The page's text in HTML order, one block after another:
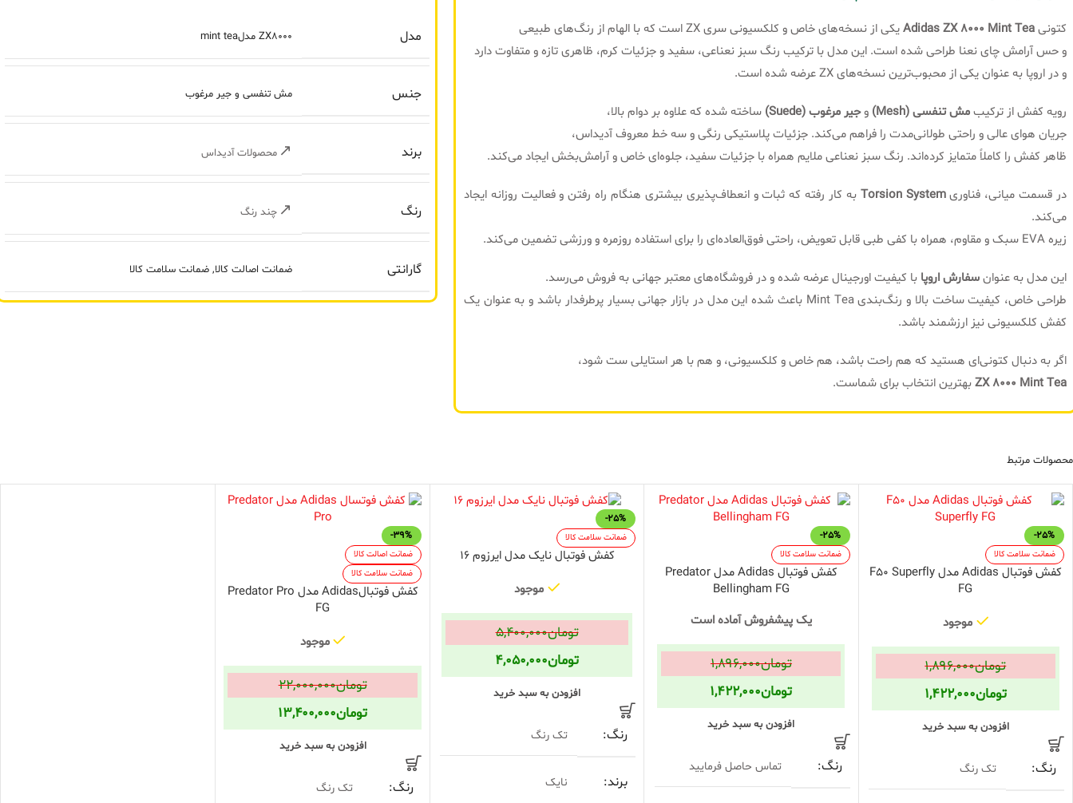
کتونیAdidas ZX 8000 Mint Teaیکی از نسخه‌های خاص و کلکسیونی سری ZX است که با الهام از رنگ‌های طبیعی
و حس آرامش چای نعنا طراحی شده است. این مدل با ترکیب رنگ سبز نعناعی، سفید و جزئیات کرم، ظاهری تازه و متفاوت دارد
و در اروپا به عنوان یکی از محبوب‌ترین نسخه‌های ZX عرضه شده است.
رویه کفش از ترکیبمش تنفسی (Mesh) وجیر مرغوب (Suede)
ساخته شده که علاوه بر دوام بالا،
جریان هوای عالی و راحتی طولانی‌مدت را فراهم می‌کند. جزئیات پلاستیکی رنگی و سه خط معروف آدیداس،
ظاهر کفش را کاملاً متمایز کرده‌اند. رنگ سبز نعناعی ملایم همراه با جزئیات سفید، جلوه‌ای خاص و آرامش‌بخش ایجاد می‌کند.
در قسمت میانی، فناوریTorsion System به کار رفته که ثبات و انعطاف‌پذیری بیشتری هنگام راه رفتن و فعالیت روزانه ایجاد
می‌کند.
زیره EVA سبک و مقاوم، همراه با کفی طبی قابل تعویض، راحتی فوق‌العاده‌ای را برای استفاده روزمره و ورزشی تضمین می‌کند.
این مدل به عنوانسفارش اروپا با کیفیت اورجینال عرضه شده و در فروشگاه‌های معتبر جهانی به فروش می‌رسد.
طراحی خاص، کیفیت ساخت بالا و رنگ‌بندی Mint Tea باعث شده این مدل در بازار جهانی بسیار پرطرفدار باشد و به عنوان یک
کفش کلکسیونی نیز ارزشمند باشد.
اگر به دنبال کتونی‌ای هستید که هم راحت باشد، هم خاص و کلکسیونی، و هم با هر استایلی ست شود،
ZX 8000 Mint Teaبهترین انتخاب برای شماست.
مدل ZX8000 مدلmint tea
جنس مش تنفسی و جیر مرغوب
برند محصولات آدیداس
رنگ چند رنگ
گارانتی ضمانت اصالت کالا, ضمانت سلامت کالا
محصولات مرتبط
-25%
ضمانت سلامت کالا
کفش فوتبال Adidas مدل F50 Superfly
FG
موجود
تومان۱,۸۹۶,۰۰۰
تومان۱,۴۲۲,۰۰۰
افزودن به سبد خرید
رنگ تک رنگ
-25%
ضمانت سلامت کالا
کفش فوتبال Adidas مدل Predator
Bellingham FG
یک پیشفروش آماده است
تومان۱,۸۹۶,۰۰۰
تومان۱,۴۲۲,۰۰۰
افزودن به سبد خرید
رنگ تماس حاصل فرمایید
-25%
ضمانت سلامت کالا
کفش فوتبال نایک مدل ایرزوم 16
موجود
تومان۵,۴۰۰,۰۰۰
تومان۴,۰۵۰,۰۰۰
افزودن به سبد خرید
رنگ تک رنگ
برند نایک
-39%
ضمانت اصالت کالا
ضمانت سلامت کالا
کفش فوتبالAdidas مدل Predator Pro
FG
موجود
تومان۲۲,۰۰۰,۰۰۰
تومان۱۳,۴۰۰,۰۰۰
افزودن به سبد خرید
رنگ تک رنگ